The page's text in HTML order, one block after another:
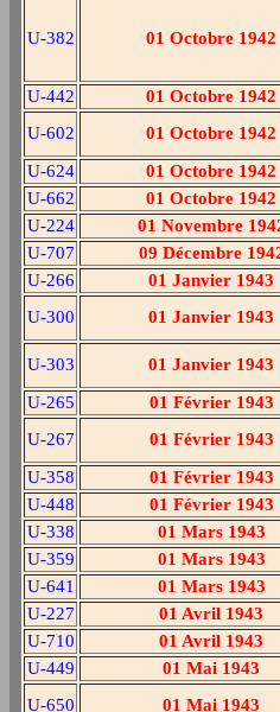
U-382 01 Octobre 1942
U-442 01 Octobre 1942
U-602
01 Octobre 1942
U-624
01 Octobre 1942
U-662
01 Octobre 1942
U-224
01 Novembre
U-707
09 Décembre
U-266
01 Janvier 1943
U-300
01 Janvier 1943
U-303 01 Janvier 1943
U-265
01 Février 1943
U-267
01 Février 1943
U-358
01 Février 1943
U-448
01 Février 1943
U-338
01 Mars 1943
U-359
01 Mars 1943
U-641
01 Mars 1943
U-227
01 Avril 1943
U-710
01 Avril 1943
U-449
01 Mai 1943
U-650
01 Mai 1943